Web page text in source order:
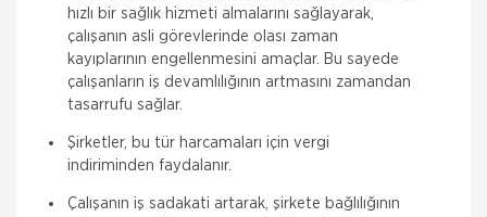
hızlı bir sağlık hizmeti almalarını sağlayarak,
çalışanın asli görevlerinde olası zaman
kayıplarının engellenmesini amaçlar. Bu sayede
çalışanların iş devamlılığının artmasını zamandan
tasarrufu sağlar.
Şirketler, bu tür harcamaları için vergi
indiriminden faydalanır.
Çalışanın iş sadakati artarak, şirkete bağlılığının